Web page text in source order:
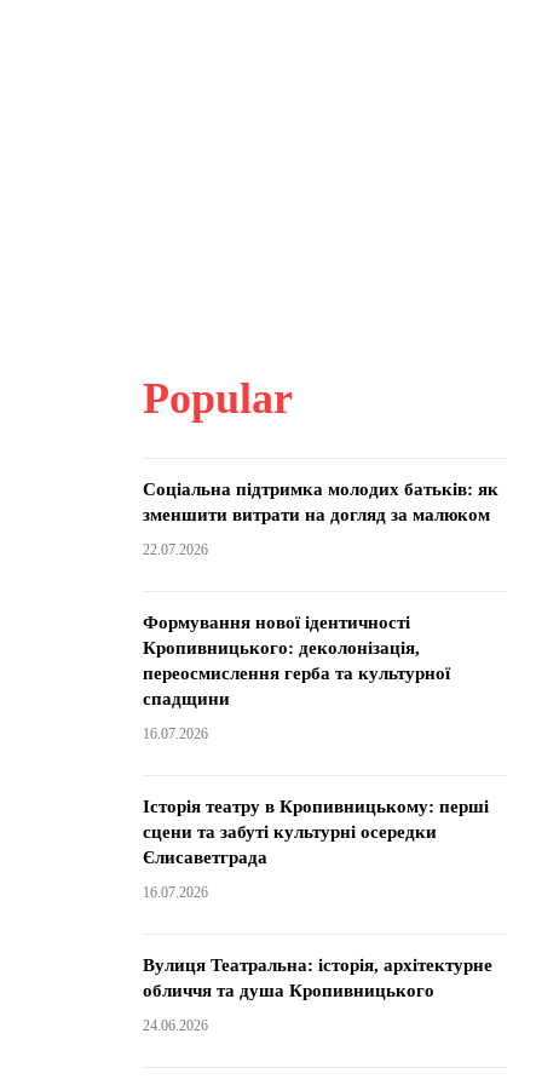
Popular
Соціальна підтримка молодих батьків: як
зменшити витрати на догляд за малюком
22.07.2026
Формування нової ідентичності
Кропивницького: деколонізація,
переосмислення герба та культурної
спадщини
16.07.2026
Історія театру в Кропивницькому: перші
сцени та забуті культурні осередки
Єлисаветграда
16.07.2026
Вулиця Театральна: історія, архітектурне
обличчя та душа Кропивницького
24.06.2026